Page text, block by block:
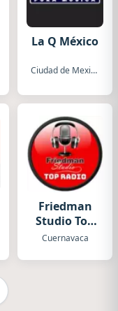
La Q México
Ciudad de Mexico
Friedman
Studio Top
Radio
Cuernavaca